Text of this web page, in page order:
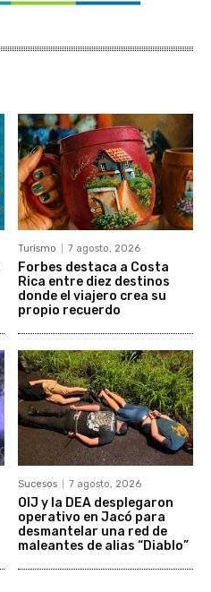
Turismo 7 agosto, 2026
Forbes destaca a Costa
Rica entre diez destinos
donde el viajero crea su
propio recuerdo
Sucesos 7 agosto, 2026
OIJ y la DEA desplegaron
operativo en Jacó para
desmantelar una red de
maleantes de alias “Diablo”